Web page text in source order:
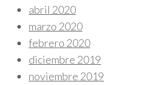
abril 2020
marzo 2020
febrero 2020
diciembre 2019
noviembre 2019